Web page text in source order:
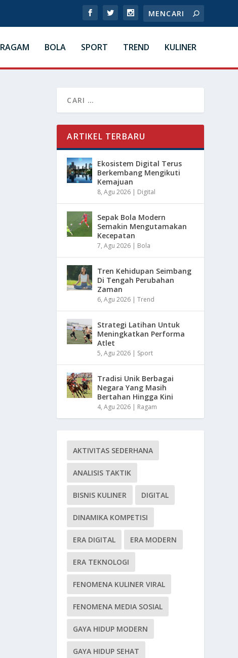
RAGAM BOLA SPORT TREND KULINER
ARTIKEL TERBARU
Ekosistem Digital Terus
Berkembang Mengikuti
Kemajuan
8, Agu 2026 | Digital
Sepak Bola Modern
Semakin Mengutamakan
Kecepatan
7, Agu 2026 | Bola
Tren Kehidupan Seimbang
Di Tengah Perubahan
Zaman
6, Agu 2026 |Trend
Strategi Latihan Untuk
Meningkatkan Performa
Atlet
5, Agu 2026 | Sport
Tradisi Unik Berbagai
Negara Yang Masih
Bertahan Hingga Kini
4, Agu 2026 | Ragam
AKTIVITAS SEDERHANA
ANALISIS TAKTIK
BISNIS KULINER DIGITAL
DINAMIKA KOMPETISI
ERA DIGITAL ERA MODERN
ERA TEKNOLOGI
FENOMENA KULINER VIRAL
FENOMENA MEDIA SOSIAL
GAYA HIDUP MODERN
GAYA HIDUP SEHAT